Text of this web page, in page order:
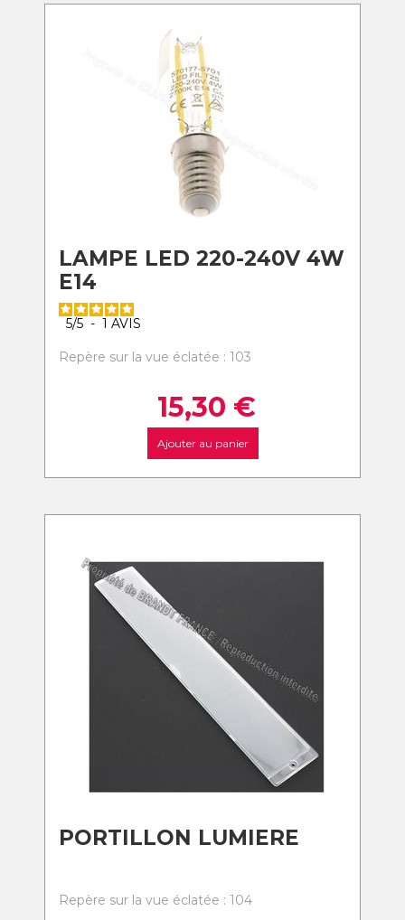
LAMPE LED 220-240V 4W
E14
5/5 - 1 AVIS
Repère sur la vue éclatée : 103
15,30 €
Ajouter au panier
PORTILLON LUMIERE
Repère sur la vue éclatée : 104